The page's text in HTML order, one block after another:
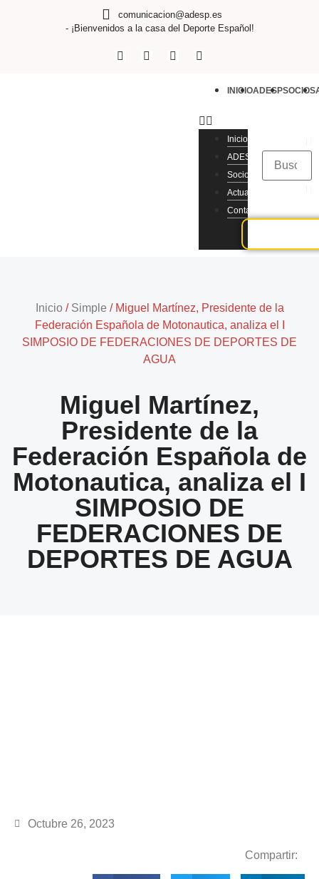
comunicacion@adesp.es
- ¡Bienvenidos a la casa del Deporte Español!
INICIOADESPSOCIOS
Inicio
ADESP
Socios
Actualidad
Contacto
Inicio/ Simple / Miguel Martínez, Presidente de la
Federación Española de Motonautica, analiza el I
SIMPOSIO DE FEDERACIONES DE DEPORTES DE
AGUA
Miguel Martínez,
Presidente de la
Federación Española de
Motonautica, analiza el I
SIMPOSIO DE
FEDERACIONES DE
DEPORTES DE AGUA
Octubre 26, 2023
Compartir: